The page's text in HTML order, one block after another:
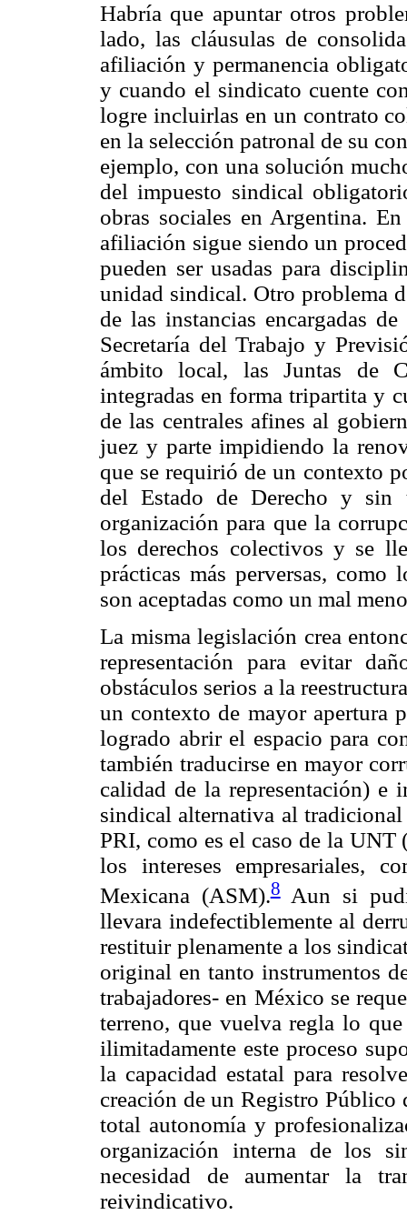
Habría que apuntar otros
lado, las cláusulas de
afiliación y permanencia
y cuando el sindicato cuente
logre incluirlas en un contrato
en la selección patronal de su
ejemplo, con una solución
del impuesto sindical
obras sociales en Argentina.
afiliación sigue siendo un
pueden ser usadas para
unidad sindical. Otro problema
de las instancias encargadas
Secretaría del Trabajo y
ámbito local, las Juntas de
integradas en forma tripartita y
de las centrales afines al
juez y parte impidiendo la
que se requirió de un contexto
del Estado de Derecho y sin
organización para que la
los derechos colectivos y se
prácticas más perversas, como
son aceptadas como un mal
La misma legislación crea
representación para evitar
obstáculos serios a la
un contexto de mayor apertura
logrado abrir el espacio para
también traducirse en mayor
calidad de la representación) e
sindical alternativa al
PRI, como es el caso de la UNT
los intereses empresariales,
Mexicana (ASM).8Aun si
llevara indefectiblemente al
restituir plenamente a los
original en tanto instrumentos
trabajadores- en México se
terreno, que vuelva regla lo
ilimitadamente este proceso
la capacidad estatal para
creación de un Registro
total autonomía y
organización interna de los
necesidad de aumentar la
reivindicativo.